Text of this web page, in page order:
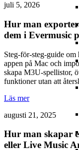
juli 5, 2026
Hur man
dem i Evermusic
Steg-för-steg-guide
appen på Mac och
skapa M3U-spellistor,
funktioner utan att
Läs mer
augusti 21, 2025
Hur man skapar
eller Live Music